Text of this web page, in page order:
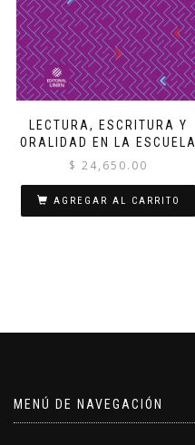
LECTURA, ESCRITURA Y
ORALIDAD EN LA ESCUELA
$ 24,650.00
AGREGAR AL CARRITO
MENÚ DE NAVEGACIÓN